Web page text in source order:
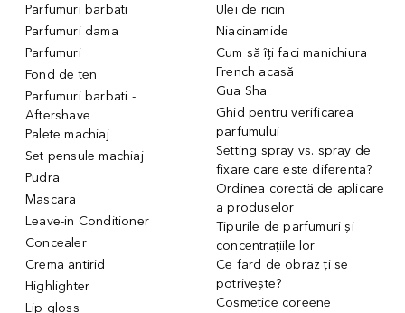
Parfumuri barbati
Parfumuri dama
Parfumuri
Fond de ten
Parfumuri barbati -
Aftershave
Palete machiaj
Set pensule machiaj
Pudra
Mascara
Leave-in Conditioner
Concealer
Crema antirid
Highlighter
Lip gloss
Ulei de ricin
Niacinamide
Cum să îți faci manichiura
French acasă
Gua Sha
Ghid pentru verificarea
parfumului
Setting spray vs. spray de
fixare care este diferenta?
Ordinea corectă de aplicare
a produselor
Tipurile de parfumuri și
concentrațiile lor
Ce fard de obraz ți se
potrivește?
Cosmetice coreene